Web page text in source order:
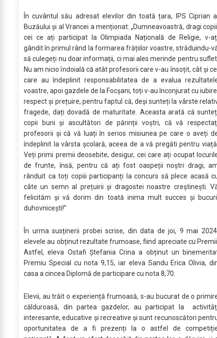
În cuvântul său adresat elevilor din toată țara, IPS Ciprian
Buzăului și al Vrancei a menționat: „Dumneavoastră, dragi
cei ce ați participat la Olimpiada Națională de Religie, v-
gândit în primul rând la formarea frățiilor voastre, străduindu-
să culegeți nu doar informații, ci mai ales merinde pentru
Nu am nicio îndoială că atât profesorii care v-au însoțit, cât și
care au îndeplinit responsabilitatea de a evalua
voastre, apoi gazdele de la Focșani, toți v-au înconjurat cu
respect și prețuire, pentru faptul că, deși sunteți la vârste
fragede, dați dovadă de maturitate. Aceasta arată că
copii buni și ascultători de părinții voștri, că vă
profesorii și că vă luați în serios misiunea pe care o aveți
îndeplinit la vârsta școlară, aceea de a vă pregăti pentru
Veți primi premii deosebite, desigur, cei care ați ocupat
de frunte, însă, pentru că ați fost oaspeții noștri dragi,
rânduit ca toți copiii participanți la concurs să plece acasă
câte un semn al prețuirii și dragostei noastre creștinești.
felicităm și vă dorim din toată inima mult succes și
duhovnicești!”
În urma susținerii probei scrise, din data de joi, 9 mai
elevele au obținut rezultate frumoase, fiind apreciate cu
Astfel, eleva Ostafi Ștefania Crina a obținut un
Premiu Special cu nota 9,15, iar eleva Sandu Erica Olivia,
casa a cincea Diplomă de participare cu nota 8,70.
Elevii, au trăit o experiență frumoasă, s-au bucurat de o
călduroasă, din partea gazdelor, au participat la
interesante, educative și recreative și sunt recunoscători
oportunitatea de a fi prezenți la o astfel de